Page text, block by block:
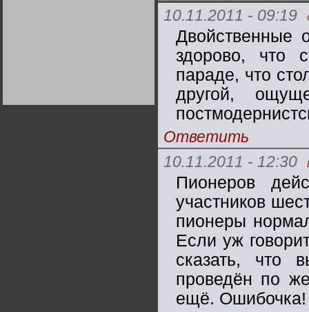
10.11.2011 - 09:19
Двойственные
здорово, что
параде, что
другой,
Ответить
10.11.2011 - 12:30
Пионеров
участников
пионеры
Если уж
сказать, что
проведён по
ещё. Ошибочка!